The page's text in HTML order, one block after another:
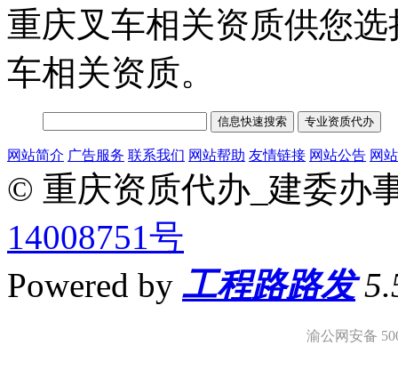
重庆叉车相关资质供您
车相关资质。
网站简介 广告服务 联系我们 网站帮助 友情链接 网站公告 网
© 重庆资质代办_建委办
14008751号
Powered by 工程路路发
渝公网安备